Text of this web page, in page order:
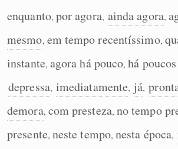
Cata-letras
Conexões
Caça-palavras
enquanto, por agora, ainda agora,
mesmo, em tempo recentíssimo,
instante, agora há pouco,há
depressa, imediatamente, já,
demora, com presteza, no tempo
presente, neste tempo, nesta época,